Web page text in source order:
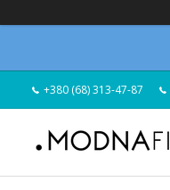
+380 (68) 313-47-87